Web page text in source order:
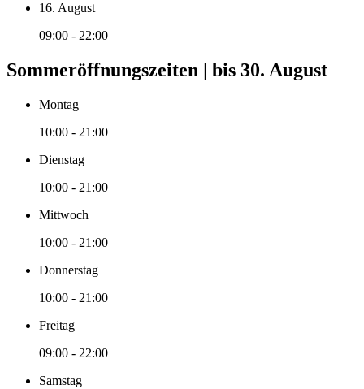
16. August
09:00 - 22:00
Sommeröffnungszeiten | bis 30. August
Montag
10:00 - 21:00
Dienstag
10:00 - 21:00
Mittwoch
10:00 - 21:00
Donnerstag
10:00 - 21:00
Freitag
09:00 - 22:00
Samstag